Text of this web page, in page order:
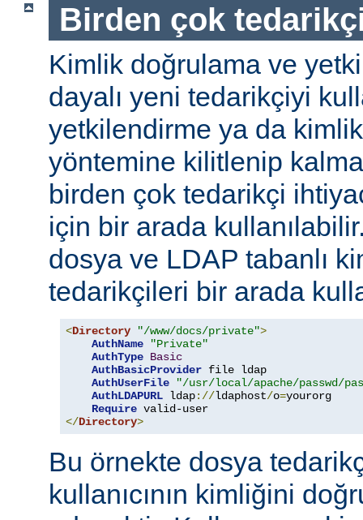
Birden çok
Kimlik doğrulama ve
dayalı yeni tedarikçiyi
yetkilendirme ya da
yöntemine kilitlenip
birden çok tedarikçi
için bir arada
dosya ve LDAP tabanlı
tedarikçileri bir arada
<Directory "/www/docs/private">
AuthName
"Private"
AuthType Basic
AuthBasicProvider file ldap
AuthUserFile
"/usr/local/apache/passwd/
AuthLDAPURL ldap://ldaphost/o=yourorg
Require
</Directory>
Bu örnekte dosya
kullanıcının kimliğini